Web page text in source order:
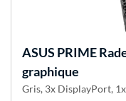
ASUS PRIME
graphique
Gris, 3x DisplayPort,